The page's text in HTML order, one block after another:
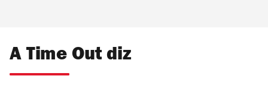
A Time Out diz